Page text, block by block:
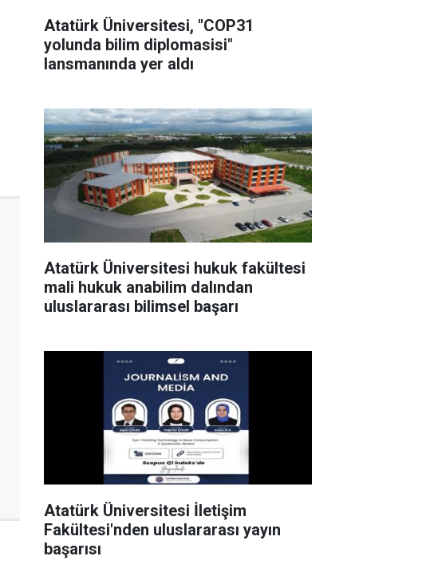
Atatürk Üniversitesi, "COP31
yolunda bilim diplomasisi"
lansmanında yer aldı
Atatürk Üniversitesi hukuk fakültesi
mali hukuk anabilim dalından
uluslararası bilimsel başarı
Atatürk Üniversitesi İletişim
Fakültesi'nden uluslararası yayın
başarısı